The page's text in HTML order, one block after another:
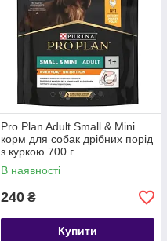
Pro Plan Adult Small & Mini
корм для собак дрібних порід
з куркою 700 г
В наявності
240 ₴
Купити